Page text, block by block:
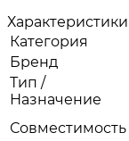
Характеристики
Категория
Бренд
Тип /
Назначение
Совместимость